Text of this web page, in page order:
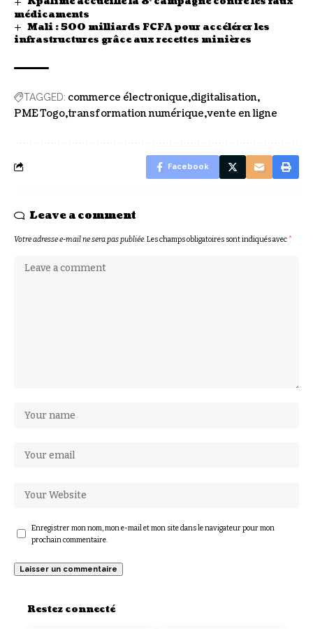
médicaments
Mali : 500 milliards FCFA pour accélérer les
infrastructures grâce aux recettes minières
TAGGED: commerce électronique digitalisation
PME Togo transformation numérique vente en ligne
Facebook
Leave a comment
Votre adresse e-mail ne sera pas publiée.Les champs obligatoires sont indiqués avec*
Enregistrer mon nom, mon e-mail et mon site dans le navigateur pour mon
prochain commentaire.
Restez connecté